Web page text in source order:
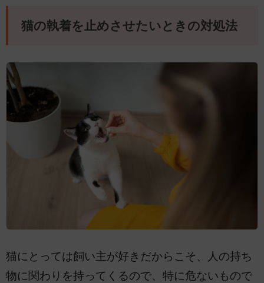
猫の執着を止めさせたいときの対処法
猫にとっては飼い主が好きだからこそ、人の持ち
物に関わりを持ってくるので、特に危ないもので